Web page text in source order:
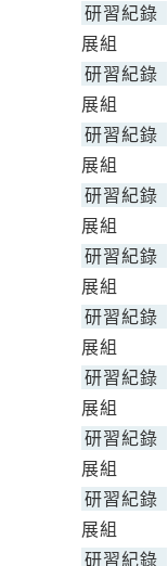
研習紀錄
展組
研習紀錄
展組
研習紀錄
展組
研習紀錄
展組
研習紀錄
展組
研習紀錄
展組
研習紀錄
展組
研習紀錄
展組
研習紀錄
展組
研習紀錄